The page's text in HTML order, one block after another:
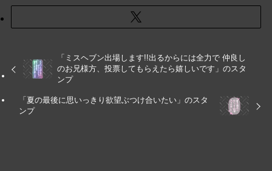
「ミスヘブン出場します!!出るからには全力で 仲良し
のお兄様方、投票してもらえたら嬉しいです」のスタ
ンプ
「夏の最後に思いっきり欲望ぶつけ合いたい」のスタ
ンプ